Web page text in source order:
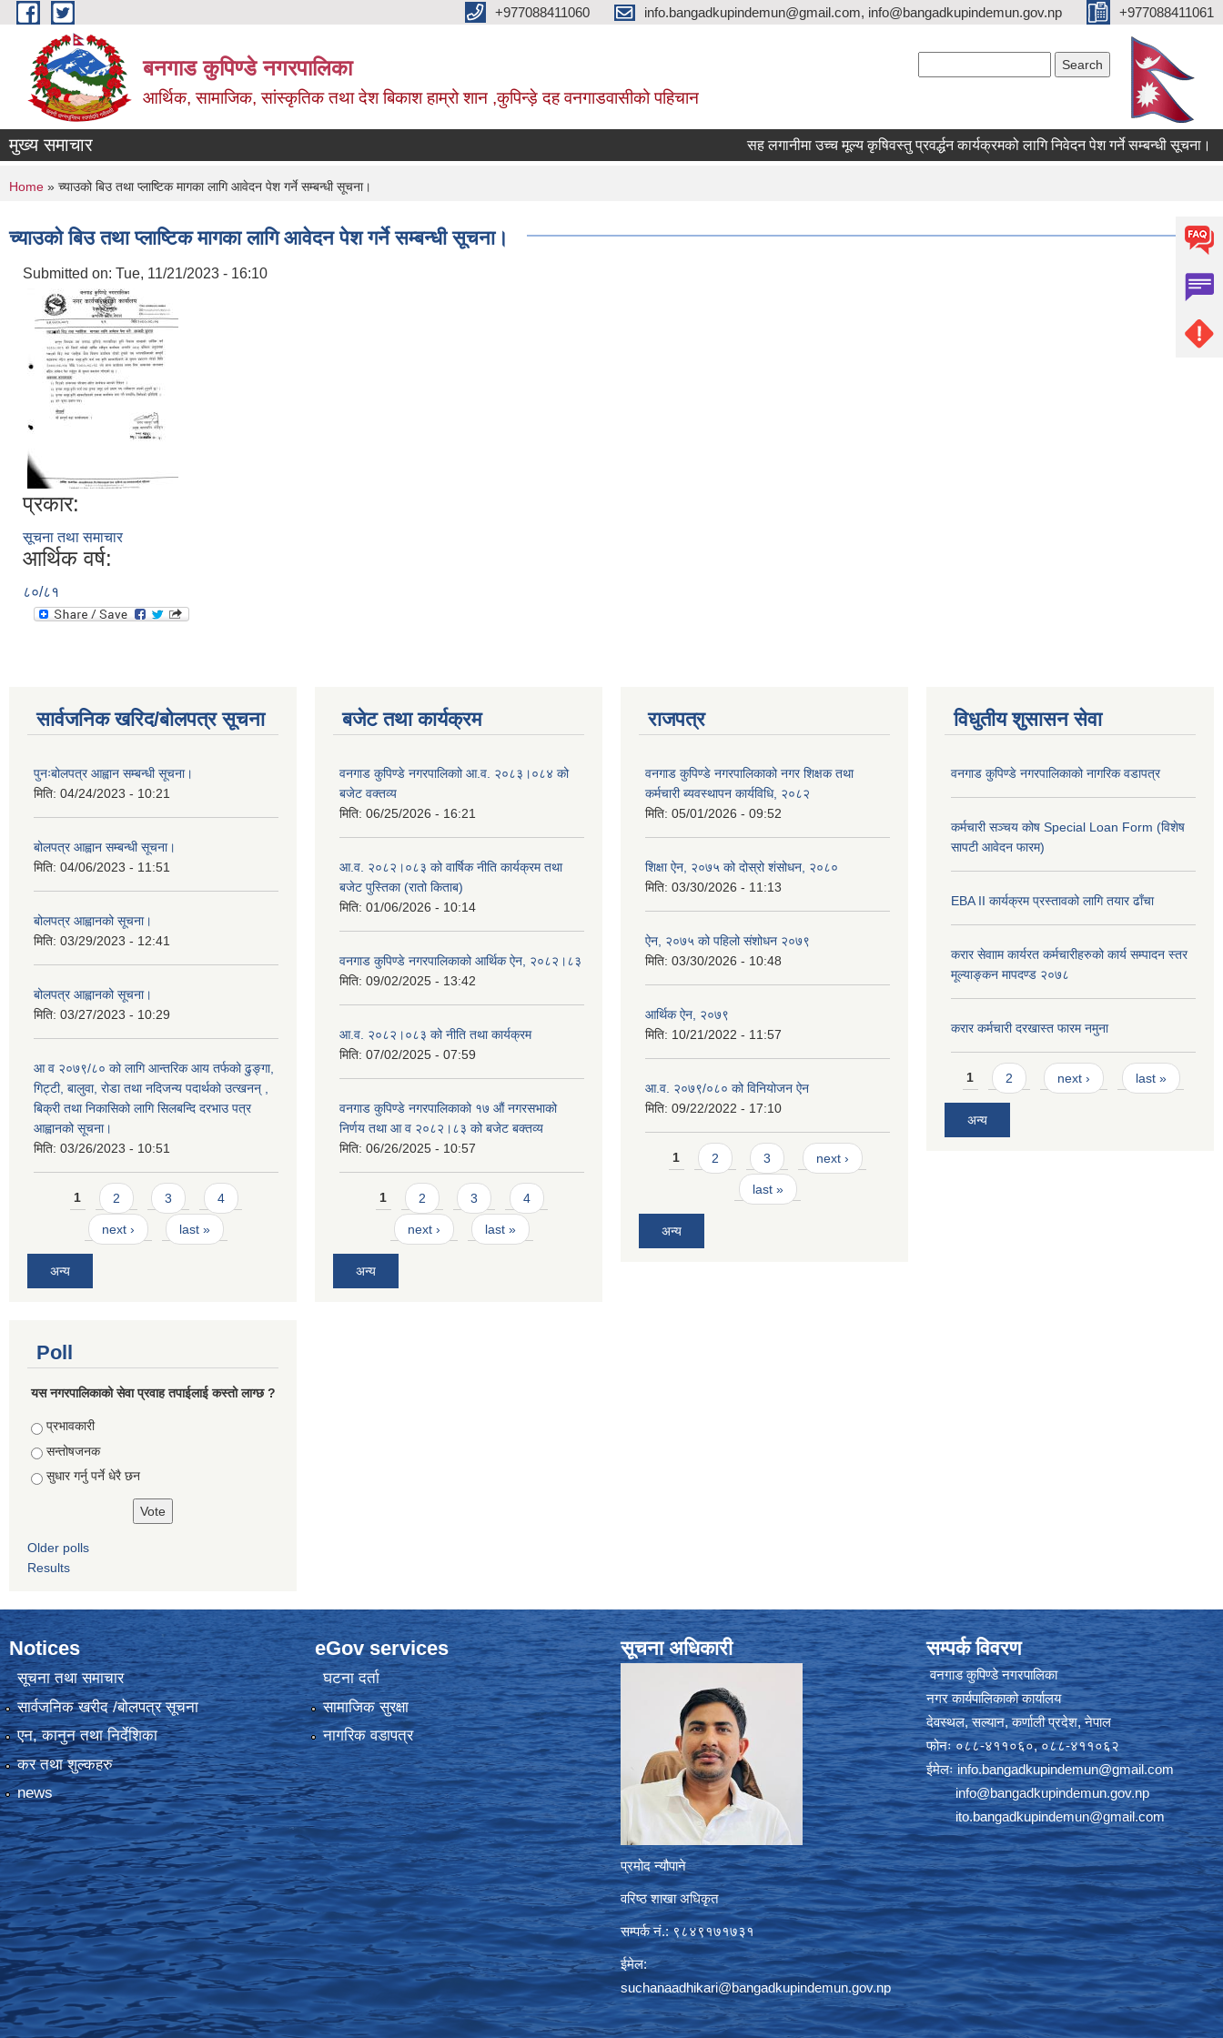
Skip to main content +977088411060 info.bangadkupindemun@gmail.com, info@bangadkupindemun.gov.np +977088411061
बनगाड कुपिण्डे नगरपालिका
आर्थिक, सामाजिक, सांस्कृतिक तथा देश बिकाश हाम्रो शान ,कुपिन्ड़े दह वनगाडवासीको पहिचान
मुख्य समाचार सह लगानीमा उच्च मूल्य कृषिवस्तु प्रवर्द्धन कार्यक्रमको लागि निवेदन पेश गर्ने सम्बन्धी सूचना।
You are here
Home » च्याउको बिउ तथा प्लाष्टिक मागका लागि आवेदन पेश गर्ने सम्बन्धी सूचना।
च्याउको बिउ तथा प्लाष्टिक मागका लागि आवेदन पेश गर्ने सम्बन्धी सूचना।
Submitted on: Tue, 11/21/2023 - 16:10
प्रकार:
सूचना तथा समाचार
आर्थिक वर्ष:
८०/८१
सार्वजनिक खरिद/बोलपत्र सूचना
पुनःबोलपत्र आह्वान सम्बन्धी सूचना।
मिति: 04/24/2023 - 10:21
बोलपत्र आह्वान सम्बन्धी सूचना।
मिति: 04/06/2023 - 11:51
बोलपत्र आह्वानको सूचना।
मिति: 03/29/2023 - 12:41
बोलपत्र आह्वानको सूचना।
मिति: 03/27/2023 - 10:29
आ व २०७९/८० को लागि आन्तरिक आय तर्फको ढुङ्गा,
गिट्टी, बालुवा, रोडा तथा नदिजन्य पदार्थको उत्खनन् ,
बिक्री तथा निकासिको लागि सिलबन्दि दरभाउ पत्र
आह्वानको सूचना।
मिति: 03/26/2023 - 10:51
Pages
1 2 3 4
next › last »
अन्य
बजेट तथा कार्यक्रम
वनगाड कुपिण्डे नगरपालिकाो आ.व. २०८३।०८४ को
बजेट वक्तव्य
मिति: 06/25/2026 - 16:21
आ.व. २०८२।०८३ को वार्षिक नीति कार्यक्रम तथा
बजेट पुस्तिका (रातो किताब)
मिति: 01/06/2026 - 10:14
वनगाड कुपिण्डे नगरपालिकाको आर्थिक ऐन, २०८२।८३
मिति: 09/02/2025 - 13:42
आ.व. २०८२।०८३ को नीति तथा कार्यक्रम
मिति: 07/02/2025 - 07:59
वनगाड कुपिण्डे नगरपालिकाको १७ ‍औं नगरसभाको
निर्णय तथा आ व २०८२।८३ को बजेट बक्तव्य
मिति: 06/26/2025 - 10:57
Pages
1 2 3 4
next › last »
अन्य
राजपत्र
वनगाड कुपिण्डे नगरपालिकाको नगर शिक्षक तथा
कर्मचारी ब्यवस्थापन कार्यविधि, २०८२
मिति: 05/01/2026 - 09:52
शिक्षा ऐन, २०७५ को दोस्रो शंसोधन, २०८०
मिति: 03/30/2026 - 11:13
ऐन, २०७५ को पहिलो संशोधन २०७९
मिति: 03/30/2026 - 10:48
आर्थिक ऐन, २०७९
मिति: 10/21/2022 - 11:57
आ.व. २०७९/०८० को विनियोजन ऐन
मिति: 09/22/2022 - 17:10
Pages
1 2 3 next ›
last »
अन्य
विधुतीय शुसासन सेवा
वनगाड कुपिण्डे नगरपालिकाको नागरिक वडापत्र
कर्मचारी सञ्चय कोष Special Loan Form (विशेष
सापटी आवेदन फारम)
EBA II कार्यक्रम प्रस्तावको लागि तयार ढाँचा
करार सेवााम कार्यरत कर्मचारीहरुको कार्य सम्पादन स्तर
मूल्याङ्कन मापदण्ड २०७८
करार कर्मचारी दरखास्त फारम नमुना
Pages
1 2 next › last »
अन्य
Poll
यस नगरपालिकाको सेवा प्रवाह तपाईलाई कस्तो लाग्छ ?
Choices
प्रभावकारी
सन्तोषजनक
सुधार गर्नु पर्ने धेरै छन
Older polls
Results
Notices
सूचना तथा समाचार
सार्वजनिक खरीद /बोलपत्र सूचना
एन, कानुन तथा निर्देशिका
कर तथा शुल्कहरु
news
eGov services
घटना दर्ता
सामाजिक सुरक्षा
नागरिक वडापत्र
सूचना अधिकारी
प्रमोद न्यौपाने
वरिष्ठ शाखा अधिकृत
सम्पर्क नं.: ९८४९१७१७३१
ईमेल:
suchanaadhikari@bangadkupindemun.gov.np
सम्पर्क विवरण
वनगाड कुपिण्डे नगरपालिका
नगर कार्यपालिकाको कार्यालय
देवस्थल, सल्यान, कर्णाली प्रदेश, नेपाल
फोनः ०८८-४११०६०, ०८८-४११०६२
ईमेलःinfo.bangadkupindemun@gmail.com
info@bangadkupindemun.gov.np
ito.bangadkupindemun@gmail.com